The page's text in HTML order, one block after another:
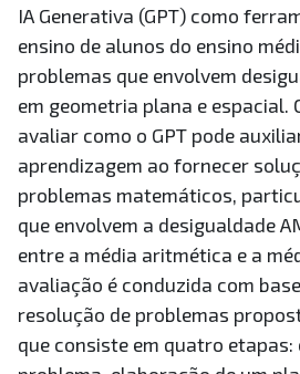
IA Generativa (GPT) como
ensino de alunos do ensino
problemas que envolvem
em geometria plana e espacial.
avaliar como o GPT pode
aprendizagem ao fornecer
problemas matemáticos,
que envolvem a desigualdade
entre a média aritmética e a
avaliação é conduzida com
resolução de problemas
que consiste em quatro etapas: